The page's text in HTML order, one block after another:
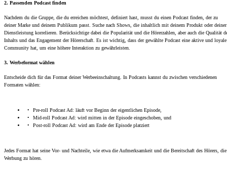
2. Passenden Podcast finden
Nachdem du die Gruppe, die du erreichen möchtest, definiert hast, musst du einen Podcast finden, der zu
deiner Marke und deinem Publikum passt. Suche nach Shows, die inhaltlich mit deinem Produkt oder deiner
Dienstleistung korrelieren. Berücksichtige dabei die Popularität und die Hörerzahlen, aber auch die Qualität
Inhalts und das Engagement der Hörerschaft. Es ist wichtig, dass der gewählte Podcast eine aktive und loyale
Community hat, um eine höhere Interaktion zu gewährleisten.
3. Werbeformat wählen
Entscheide dich für das Format deiner Werbeeinschaltung. In Podcasts kannst du zwischen verschiedenen
Formaten wählen:
Pre-roll Podcast Ad: läuft vor Beginn der eigentlichen Episode,
Mid-roll Podcast Ad: wird mitten in der Episode eingeschoben, und
Post-roll Podcast Ad: wird am Ende der Episode platziert
Jedes Format hat seine Vor- und Nachteile, wie etwa die Aufmerksamkeit und die Bereitschaft des Hörers, die
Werbung zu hören.